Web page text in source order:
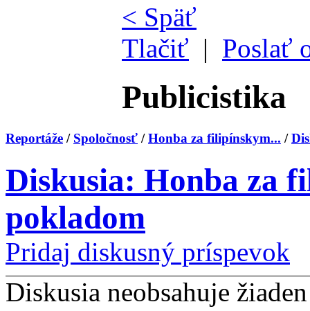
< Späť
Tlačiť | Poslať
Publicistika
Reportáže / Spoločnosť /Honba za filipínskym... /
Diskusia: Honba za
pokladom
Pridaj diskusný príspevok
Diskusia neobsahuje